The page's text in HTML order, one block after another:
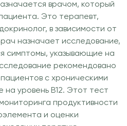
врачом, который
Это терапевт,
в зависимости от
назначает исследование,
симптомы, указывающие на
рекомендовано
с хроническими
на уровень В12. Этот тест
продуктивности
и оценки